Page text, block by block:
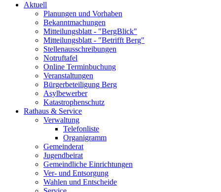
Aktuell
Planungen und Vorhaben
Bekanntmachungen
Mitteilungsblatt - "BergBlick"
Mitteilungsblatt - "Betrifft Berg"
Stellenausschreibungen
Notruftafel
Online Terminbuchung
Veranstaltungen
Bürgerbeteiligung Berg
Asylbewerber
Katastrophenschutz
Rathaus & Service
Verwaltung
Telefonliste
Organigramm
Gemeinderat
Jugendbeirat
Gemeindliche Einrichtungen
Ver- und Entsorgung
Wahlen und Entscheide